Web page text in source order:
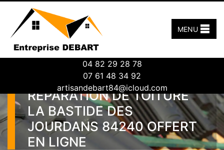
04 82 29 28 78
07 61 48 34 92
artisandebart84@icloud.com
MENU
ENTREPRISE DE DEVIS
RÉPARATION DE TOITURE
LA BASTIDE DES
JOURDANS 84240 OFFERT
EN LIGNE